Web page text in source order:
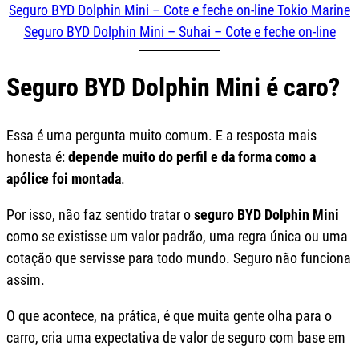
Seguro BYD Dolphin Mini – Cote e feche on-line Tokio Marine
Seguro BYD Dolphin Mini – Suhai – Cote e feche on-line
Seguro BYD Dolphin Mini é caro?
Essa é uma pergunta muito comum. E a resposta mais
honesta é:depende muito do perfil e da forma como a
apólice foi montada.
Por isso, não faz sentido tratar oseguro BYD Dolphin Mini
como se existisse um valor padrão, uma regra única ou uma
cotação que servisse para todo mundo. Seguro não funciona
assim.
O que acontece, na prática, é que muita gente olha para o
carro, cria uma expectativa de valor de seguro com base em